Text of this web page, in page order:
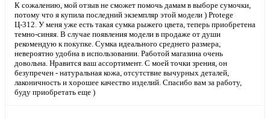
К сожалению, мой отзыв не сможет помочь дамам в выборе сумочки,
потому что я купила последний экземпляр этой модели ) Protege
Ц-312. У меня уже есть такая сумка рыжего цвета, теперь приобретена
темно-синяя. В случае появления модели в продаже от души
рекомендую к покупке. Сумка идеального среднего размера,
невероятно удобна в использовании. Работой магазина очень
довольна. Нравится ваш ассортимент. С моей точки зрения, он
безупречен - натуральная кожа, отсутствие вычурных деталей,
лаконичность и хорошее качество изделий. Спасибо вам за работу,
буду приобретать еще )